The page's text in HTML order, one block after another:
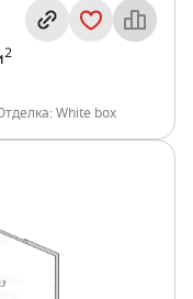
2
White box